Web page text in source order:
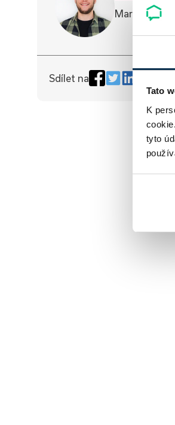
Tato
K
tyto
Sdílet na